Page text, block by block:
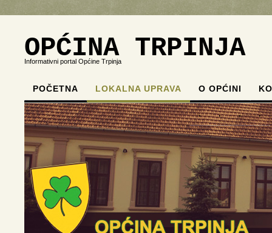
OPĆINA TRPINJA
Informativni portal Općine Trpinja
POČETNA LOKALNA UPRAVA O OPĆINI
. . . .